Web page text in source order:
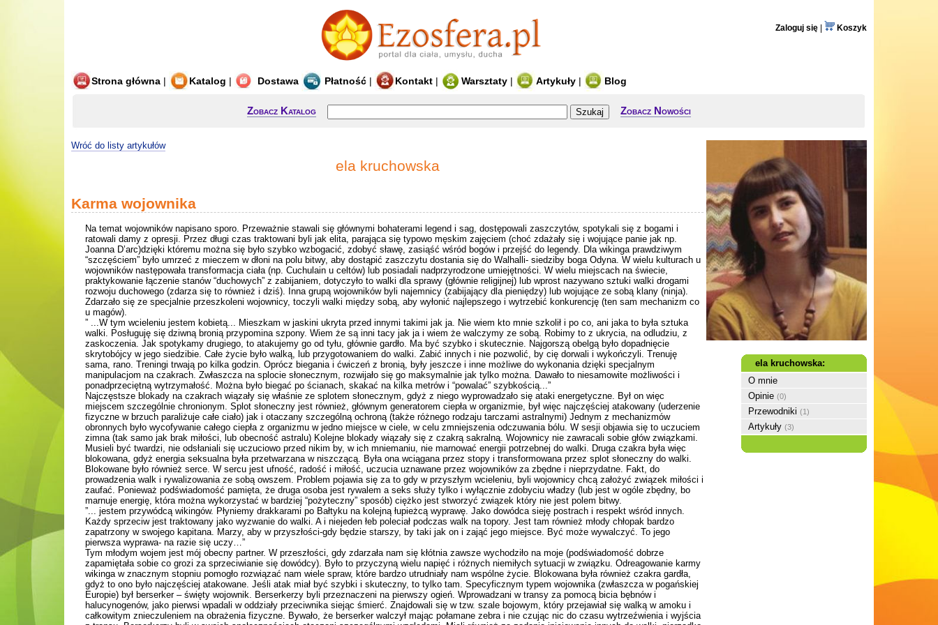
Zaloguj się Koszyk
Strona główna | Katalog | Dostawa Płatność | Kontakt | Warsztaty | Artykuły | Blog
Zobacz Katalog Zobacz Nowości
Wróć do listy artykułów
ela kruchowska
Karma wojownika
Na temat wojowników napisano sporo. Przeważnie stawali się głównymi bohaterami legend i sag, dostępowali zaszczytów, spotykali się z bogami i
ratowali damy z opresji. Przez długi czas traktowani byli jak elita, parająca się typowo męskim zajęciem (choć zdażały się i wojujące panie jak np.
Joanna D’arc)dzięki któremu można się było szybko wzbogacić, zdobyć sławę, zasiąść wśród bogów i przejść do legendy. Dla wikinga prawdziwym
“szczęściem” było umrzeć z mieczem w dłoni na polu bitwy, aby dostąpić zaszczytu dostania się do Walhalli- siedziby boga Odyna. W wielu kulturach u
wojowników następowała transformacja ciała (np. Cuchulain u celtów) lub posiadali nadprzyrodzone umiejętności. W wielu miejscach na świecie,
praktykowanie łączenie stanów “duchowych” z zabijaniem, dotyczyło to walki dla sprawy (głównie religijnej) lub wprost nazywano sztuki walki drogami
rozwoju duchowego (zdarza się to również i dziś). Inna grupą wojowników byli najemnicy (zabijający dla pieniędzy) lub wojujące ze sobą klany (ninja).
Zdarzało się ze specjalnie przeszkoleni wojownicy, toczyli walki między sobą, aby wyłonić najlepszego i wytrzebić konkurencję (ten sam mechanizm co
u magów).
” ...W tym wcieleniu jestem kobietą... Mieszkam w jaskini ukryta przed innymi takimi jak ja. Nie wiem kto mnie szkolił i po co, ani jaka to była sztuka
walki. Posługuję się dziwną bronią przypomina szpony. Wiem że są inni tacy jak ja i wiem że walczymy ze sobą. Robimy to z ukrycia, na odludziu, z
zaskoczenia. Jak spotykamy drugiego, to atakujemy go od tyłu, głównie gardło. Ma być szybko i skutecznie. Najgorszą obelgą było dopadnięcie
skrytobójcy w jego siedzibie. Całe życie było walką, lub przygotowaniem do walki. Zabić innych i nie pozwolić, by cię dorwali i wykończyli. Trenuję
sama, rano. Treningi trwają po kilka godzin. Oprócz biegania i ćwiczeń z bronią, były jeszcze i inne możliwe do wykonania dzięki specjalnym
manipulacjom na czakrach. Zwłaszcza na splocie słonecznym, rozwijało się go maksymalnie jak tylko można. Dawało to niesamowite możliwości i
ponadprzeciętną wytrzymałość. Można było biegać po ścianach, skakać na kilka metrów i “powalać” szybkością...”
Najczęstsze blokady na czakrach wiązały się właśnie ze splotem słonecznym, gdyż z niego wyprowadzało się ataki energetyczne. Był on więc
miejscem szczególnie chronionym. Splot słoneczny jest również, głównym generatorem ciepła w organizmie, był więc najczęściej atakowany (uderzenie
fizyczne w brzuch paraliżuje całe ciało) jak i otaczany szczególną ochroną (także różnego rodzaju tarczami astralnymi) Jednym z mechanizmów
obronnych było wycofywanie całego ciepła z organizmu w jedno miejsce w ciele, w celu zmniejszenia odczuwania bólu. W sesji objawia się to uczuciem
zimna (tak samo jak brak miłości, lub obecność astralu) Kolejne blokady wiązały się z czakrą sakralną. Wojownicy nie zawracali sobie głów związkami.
Musieli być twardzi, nie odsłaniali się uczuciowo przed nikim by, w ich mniemaniu, nie marnować energii potrzebnej do walki. Druga czakra była więc
blokowana, gdyż energia seksualna była przetwarzana w niszczącą. Była ona wciągana przez stopy i transformowana przez splot słoneczny do walki.
Blokowane było również serce. W sercu jest ufność, radość i miłość, uczucia uznawane przez wojowników za zbędne i nieprzydatne. Fakt, do
prowadzenia walk i rywalizowania ze sobą owszem. Problem pojawia się za to gdy w przyszłym wcieleniu, byli wojownicy chcą założyć związek miłości i
zaufać. Ponieważ podświadomość pamięta, że druga osoba jest rywalem a seks służy tylko i wyłącznie zdobyciu władzy (lub jest w ogóle zbędny, bo
marnuje energię, która można wykorzystać w bardziej “pożyteczny” sposób) ciężko jest stworzyć związek który nie jest polem bitwy.
”... jestem przywódcą wikingów. Płyniemy drakkarami po Bałtyku na kolejną łupieżcą wyprawę. Jako dowódca sieję postrach i respekt wśród innych.
Każdy sprzeciw jest traktowany jako wyzwanie do walki. A i niejeden łeb poleciał podczas walk na topory. Jest tam również młody chłopak bardzo
zapatrzony w swojego kapitana. Marzy, aby w przyszłości-gdy będzie starszy, by taki jak on i zająć jego miejsce. Być może wywalczyć. To jego
pierwsza wyprawa- na razie się uczy…”
Tym młodym wojem jest mój obecny partner. W przeszłości, gdy zdarzała nam się kłótnia zawsze wychodziło na moje (podświadomość dobrze
zapamiętała sobie co grozi za sprzeciwianie się dowódcy). Było to przyczyną wielu napięć i różnych niemiłych sytuacji w związku. Odreagowanie karmy
wikinga w znacznym stopniu pomogło rozwiązać nam wiele spraw, które bardzo utrudniały nam wspólne życie. Blokowana była również czakra gardła,
gdyż to ono było najczęściej atakowane. Jeśli atak miał być szybki i skuteczny, to tylko tam. Specyficznym typem wojownika (zwłaszcza w pogańskiej
Europie) był berserker – święty wojownik. Berserkerzy byli przeznaczeni na pierwszy ogień. Wprowadzani w transy za pomocą bicia bębnów i
halucynogenów, jako pierwsi wpadali w oddziały przeciwnika siejąc śmierć. Znajdowali się w tzw. szale bojowym, który przejawiał się walką w amoku i
całkowitym znieczuleniem na obrażenia fizyczne. Bywało, że berserker walczył mając połamane zebra i nie czując nic do czasu wytrzeźwienia i wyjścia
ela kruchowska:
O mnie
Opinie (0)
Przewodniki (1)
Artykuły (3)